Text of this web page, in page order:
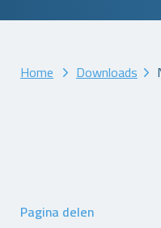
Home Downloads
Pagina delen